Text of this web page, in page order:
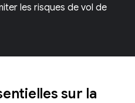
les risques de vol de
sur la